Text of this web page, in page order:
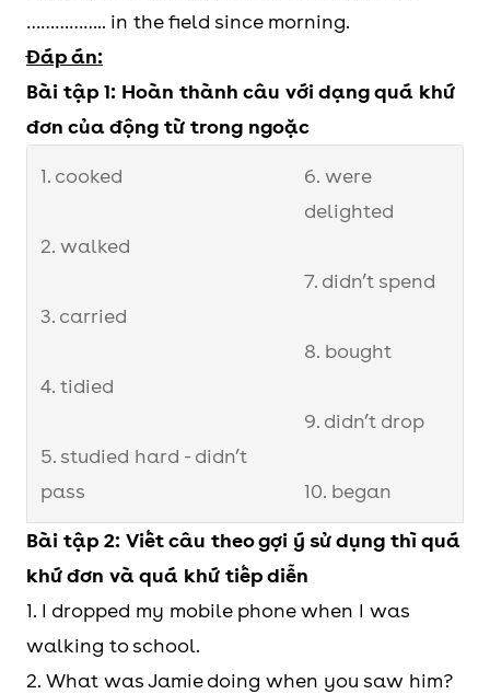
…………….. in the field since morning.
Đáp án:
Bài tập 1: Hoàn thành câu với dạng quá khứ
đơn của động từ trong ngoặc
1. cooked
2. walked
3. carried
4. tidied
5. studied hard - didn’t
pass
6. were
delighted
7. didn’t spend
8. bought
9. didn’t drop
10. began
Bài tập 2: Viết câu theo gợi ý sử dụng thì quá
khứ đơn và quá khứ tiếp diễn
1. I dropped my mobile phone when I was
walking to school.
2. What was Jamie doing when you saw him?